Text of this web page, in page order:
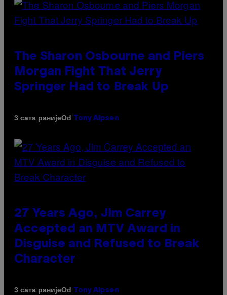
The Sharon Osbourne and Piers
Morgan Fight That Jerry
Springer Had to Break Up
3 сата ранијеOd Tony Alpsen
27 Years Ago, Jim Carrey
Accepted an MTV Award in
Disguise and Refused to Break
Character
3 сата ранијеOd Tony Alpsen